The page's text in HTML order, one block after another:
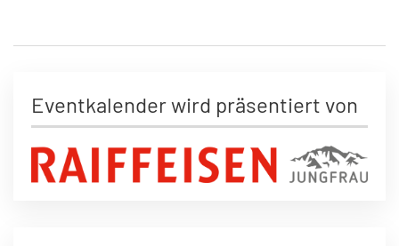
Eventkalender wird präsentiert von